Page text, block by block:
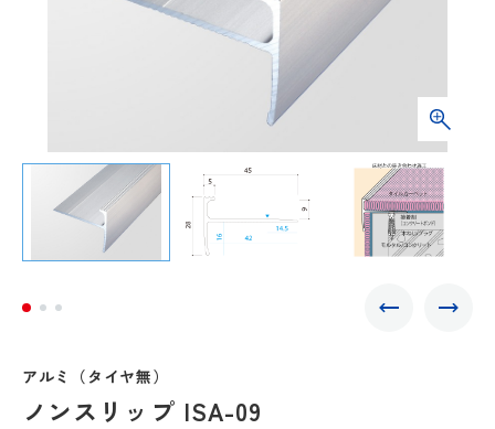
アルミ（タイヤ無）
ノンスリップ ISA-09